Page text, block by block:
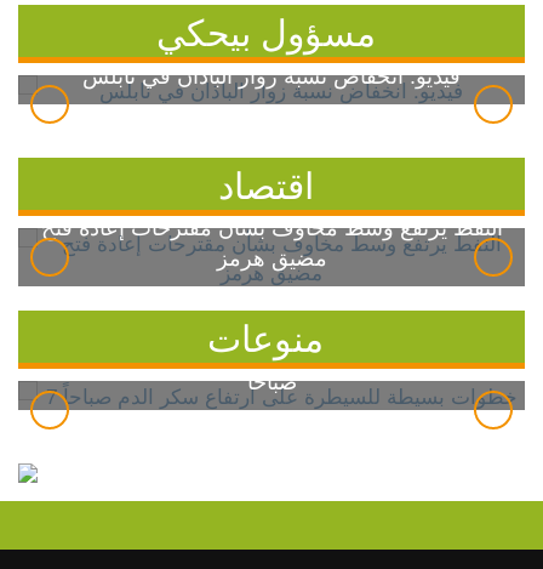
مسؤول بيحكي
فيديو: انخفاض نسبة زوار الباذان في نابلس
اقتصاد
النفط يرتفع وسط مخاوف بشأن مقترحات إعادة فتح
مضيق هرمز
منوعات
7 خطوات بسيطة للسيطرة على ارتفاع سكر الدم
صباحاً